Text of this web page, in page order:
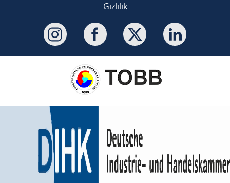
Gizlilik